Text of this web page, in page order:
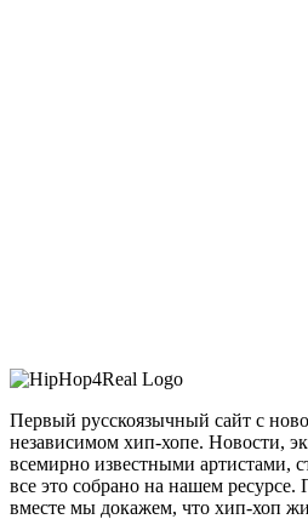
Первый русскоязычный сайт с
независимом хип-хопе. Новости,
всемирно известными артистами,
все это собрано на нашем ресурсе.
вместе мы докажем, что хип-хоп